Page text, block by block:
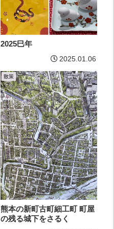
2025巳年
2025.01.06
散策
熊本の新町古町細工町 町屋
の残る城下をさるく